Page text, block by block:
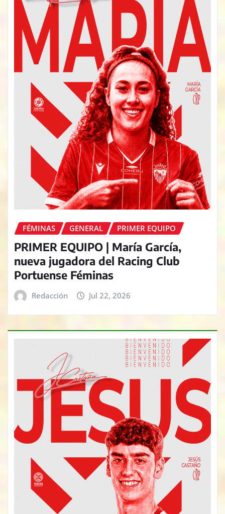
FÉMINAS GENERAL PRIMER EQUIPO
PRIMER EQUIPO | María García,
nueva jugadora del Racing Club
Portuense Féminas
Redacción Jul 22, 2026